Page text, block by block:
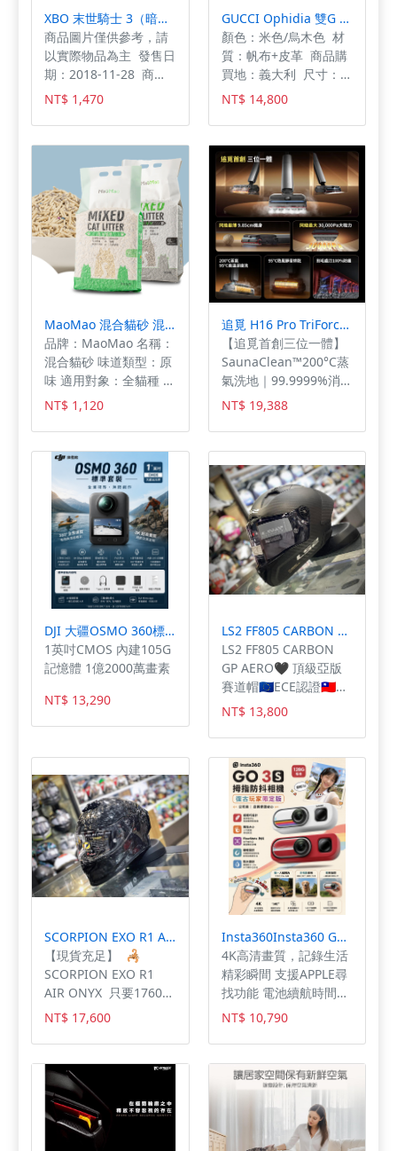
廚房必備松井 SG-
1430AF 的四大理由：
1️⃣ 14L 豪華大容量 ＋
多層同時烘烤 🍕 別再
委屈食材了！14L 超大
容量，不管是一整隻大
肥雞、10 吋大披薩，還
下！多層架設計還能上
層炸雞塊、下層烤蔬
菜，晚餐一次搞定！
2️⃣ 360° 自動旋轉烘
烤，受熱超均勻 烤雞 內
建旋轉功能，搭配原廠
轉軸架與旋轉烤籠。烤
全雞時自動旋轉、炸薯
條或堅果時在烤籠裡滾
動受熱。你完全不用中
途拉開燙手的抽屜翻
面，外酥內嫩、金黃焦
脆超完美！ 3️⃣ 16 大智
慧選單 ＆ 精準控溫 🧠
烘焙、果乾等 16 種內
定模式，廚房小白也能
一鍵出好菜。200°C 高
溫氣炸逼出多餘油脂，
健康美味不打折！ 4️⃣
不鏽鋼內膽 ＋ 全透視雙
層玻璃門 🧼 最討厭洗
廚具？這台採用全不鏽
淨，高質感不沾黏。搭
配大片透視雙層玻璃窗
與內置照明燈，不用開
門就能隨時掌握食物熟
XBO 末世騎士 3（暗黑血統） 中文版
商品圖片僅供參考，請
以實際物品為主 發售日
期：2018-11-28 商品
類型：軟體 支援平台：
Xbox One 遊玩人
數： 1 人 製作廠商：
Gunfire Games 發行
廠商：THQ Nordic
NT$ 1,470
GUCCI Ophidia 雙G 男款八卡短夾 米色棕色 59760696IWT 8745
顏色：米色/烏木色 材
質：帆布+皮革 商品購
買地：義大利 尺寸：寬
11 x 高 9 CM 功能：8
個卡片隔層，2個鈔票層
NT$ 14,800
MaoMao 混合貓砂 混合砂 豆腐砂混礦砂 黃金比例7:3 貓砂
品牌：MaoMao 名稱：
混合貓砂 味道類型：原
味 適用對象：全貓種 主
要成分：豌豆纖維、玉
米澱粉、膨潤土等 建議
鋪設厚度：5-8 cm 清潔
方式：鏟出後倒垃圾
桶，少量多次沖馬桶(切
勿一次全倒進去) 適用貓
砂盆類型：傳統貓砂
盆、半封閉式貓砂盆、
全自動貓砂盆
MaoMao貓砂來自台灣
的經營團隊，耗時一年
的測試，在豆腐砂及混
合砂調試出黃金比例，
豆腐砂選用食品級豌豆
纖維、玉米澱粉，即使
貓主子誤食也較放心，
優質材料及高溫烘乾壓
多，幾近無塵更適合追
求高品質生活的你，
1.5mm適用於市面上所
有全自動貓砂盆設計，
且不易一碰就碎，劣質
豆腐砂參雜松木屑，容
易崩解不易成團，混合
砂使用7:3黃金比例，豆
豆腐砂及礦砂優點，低
塵產品不用擔心礦砂漫
天飛塵的困擾，照顧主
子的呼吸道健康。 混合
砂優點： 1. 低粉塵 2.
用礦砂過渡豆腐砂期間
喜歡混合砂的拔拔、麻
麻們，可以購買體驗組
回去給貓主子試試喔，
NT$ 1,120
追覓 H16 Pro TriForce 超輕薄蒸氣泡沫熱水洗地機
【追覓首創三位一體】
SaunaClean™200°C蒸
氣洗地｜99.9999%消滅
細菌
ThemoRinse™90°C熱
水洗地｜100%去除油漬
Foamwash 除臭泡沫洗
2.0｜99%去除異味
9.85cm超薄機身｜同級
最薄機身 TangleCut割
毛齒刀2.0｜認證100%
防纏毛 雙重熱力自清潔
｜200°C蒸氣＋95°C高
溫深度洗
NT$ 19,388
DJI 大疆OSMO 360標準套裝 全景相機/運動相機｜1英吋CMOS｜內建105G記憶體
1英吋CMOS 內建105G
記憶體 1億2000萬畫素
NT$ 13,290
LS2 FF805 CARBON GP AERO消光
LS2 FF805 CARBON
GP AERO🖤 頂級亞版
賽道帽🇪🇺ECE認證🇹🇼
CNS加強型 - 🩶內附
PINLOCK-120極限版防
霧片 🩶X-Static 銀纖維
抑菌抗臭布料 🩶可使用
Tear Off 鏡片防污膜
🩶多密度EPS、6K碳纖
維帽體 🩶雙D扣具設
定、安全金屬鏡座 🩶鏡
片快拆系統、鏡片中置
鎖扣 🩶鏡片抗刮抗
UV、緊急拆除系統 🩶
內襯全可拆洗、構型雷
風、下巴罩防風沙 🩶鼻
罩偏轉導霧、藍牙擴充
空間
NT$ 13,800
SCORPION EXO R1 AIR ONYX
【現貨充足】 🦂️
SCORPION EXO R1
AIR ONYX 只要17600
就能入手🌪鍛造碳纖維
🌪 即贈🗣墨片🗣防霧
片🗣鏡片收納袋‼️
Ultra TCT®輕量化碳纖
維外殼💎 🌟Airfit™臉
頰充氣系統🌟最佳舒適
度💋 超柔軟
Kwikwick3®涼感舒適
NT$ 17,600
Insta360Insta360 GO 3S 拇指防抖相機 128G版本 復古玩家限定版 公司貨
4K高清畫質，記錄生活
精彩瞬間 支援APPLE尋
找功能 電池續航時間長
達145分鐘
NT$ 10,790